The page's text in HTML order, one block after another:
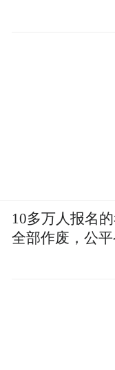
10多万人报名
全部作废，公平